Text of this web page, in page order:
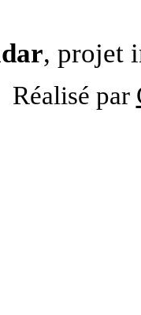
, projet
Réalisé par